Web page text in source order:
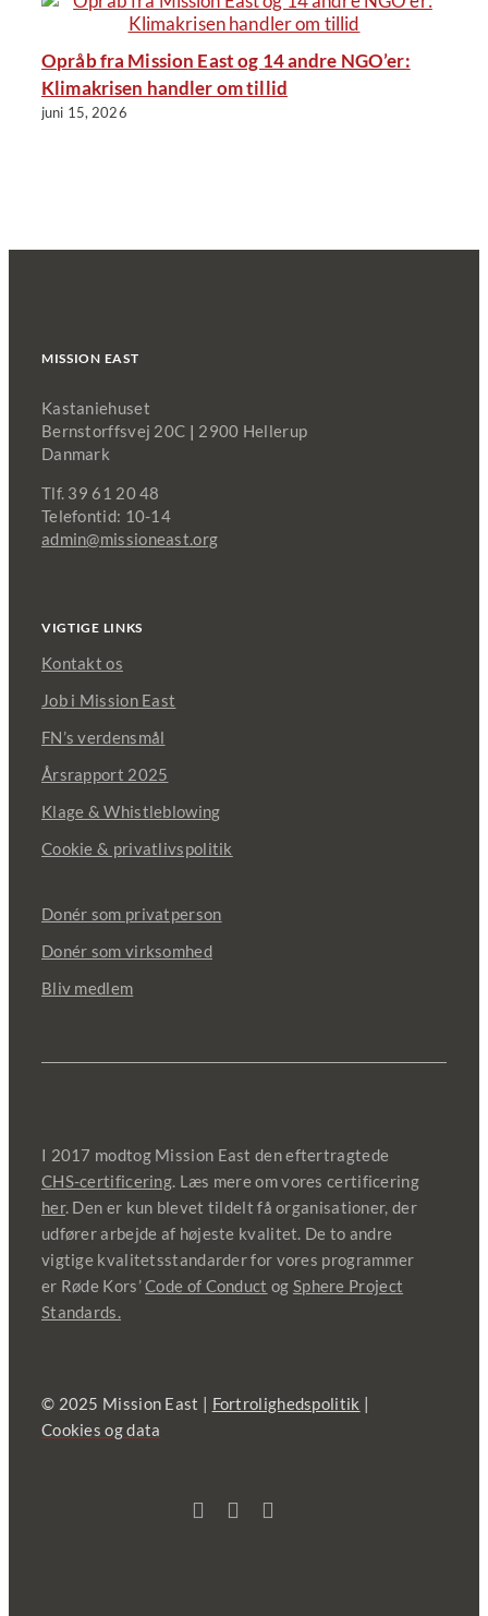
Opråb fra Mission East og 14 andre NGO’er:
Klimakrisen handler om tillid
juni 15, 2026
MISSION EAST
Kastaniehuset
Bernstorffsvej 20C | 2900 Hellerup
Danmark
Tlf. 39 61 20 48
Telefontid: 10-14
admin@missioneast.org
VIGTIGE LINKS
Kontakt os
Job i Mission East
FN’s verdensmål
Årsrapport 2025
Klage & Whistleblowing
Cookie & privatlivspolitik
Donér som privatperson
Donér som virksomhed
Bliv medlem
I 2017 modtog Mission East den eftertragtede
CHS-certificering. Læs mere om vores certificering
her. Den er kun blevet tildelt få organisationer, der
udfører arbejde af højeste kvalitet. De to andre
vigtige kvalitetsstandarder for vores programmer
er Røde Kors’Code of Conduct og Sphere Project
Standards.
© 2025 Mission East | Fortrolighedspolitik
Cookies og data